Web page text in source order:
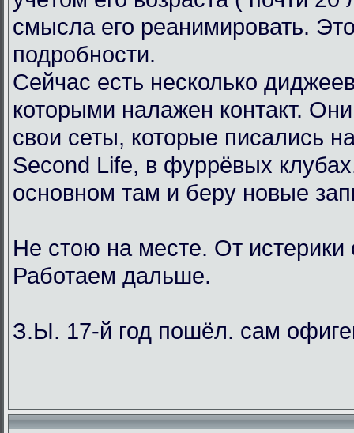
смысла его реанимировать.
подробности.
Сейчас есть несколько
которыми налажен контакт.
свои сеты, которые писались
Second Life, в фуррёвых
основном там и беру новые
Не стою на месте. От истерики
Работаем дальше.
З.Ы. 17-й год пошёл. сам